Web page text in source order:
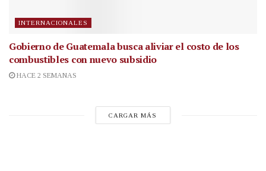
INTERNACIONALES
Gobierno de Guatemala busca aliviar el costo de los
combustibles con nuevo subsidio
HACE 2 SEMANAS
CARGAR MÁS